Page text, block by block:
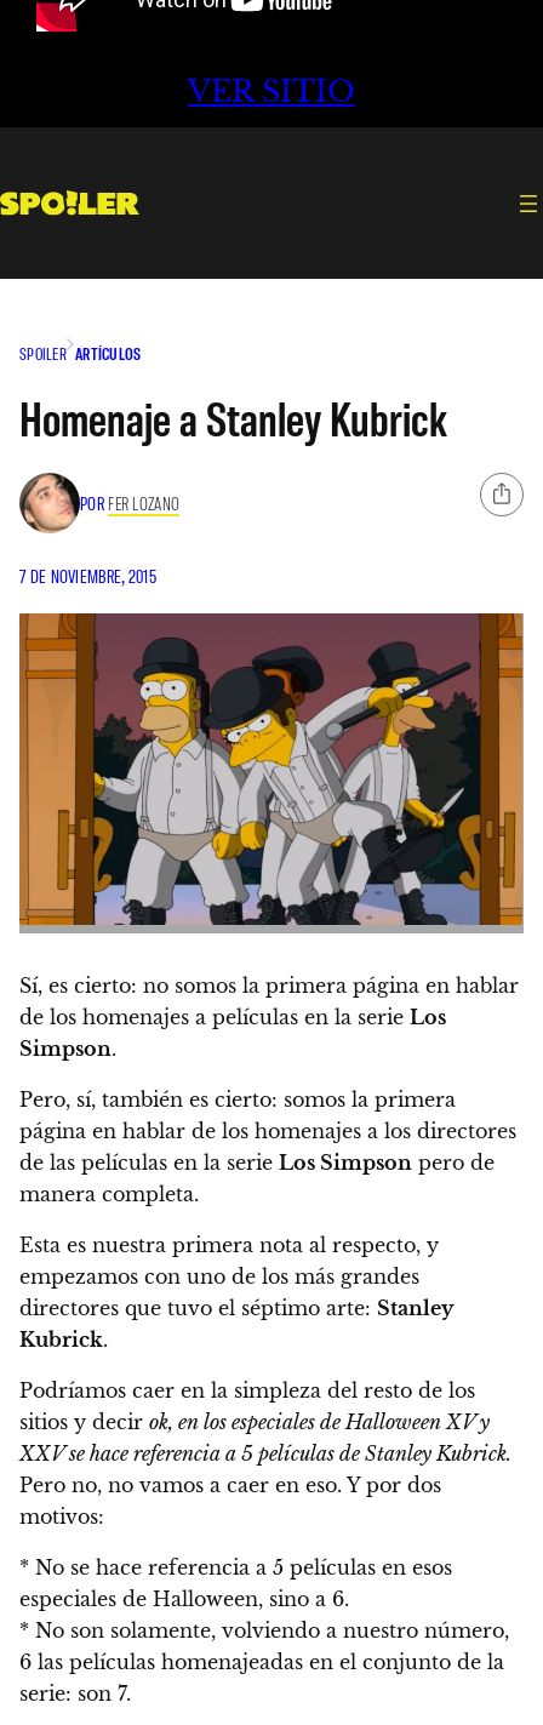
VER SITIO
SPOILER ARTÍCULOS
Homenaje a Stanley Kubrick
POR FER LOZANO
7 DE NOVIEMBRE, 2015
Sí, es cierto: no somos la primera página en hablar
de los homenajes a películas en la serie Los
Simpson.
Pero, sí, también es cierto: somos la primera
página en hablar de los homenajes a los directores
de las películas en la serie Los Simpson pero de
manera completa.
Esta es nuestra primera nota al respecto, y
empezamos con uno de los más grandes
directores que tuvo el séptimo arte: Stanley
Kubrick.
Podríamos caer en la simpleza del resto de los
sitios y decir ok, en los especiales de Halloween XV y
XXV se hace referencia a 5 películas de Stanley Kubrick.
Pero no, no vamos a caer en eso. Y por dos
motivos:
* No se hace referencia a 5 películas en esos
especiales de Halloween, sino a 6.
* No son solamente, volviendo a nuestro número,
6 las películas homenajeadas en el conjunto de la
serie: son 7.